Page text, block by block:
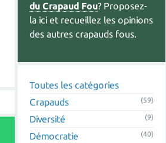
du Crapaud Fou? Proposez-
la ici et recueillez les opinions
des autres crapauds fous.
Toutes les catégories
Crapauds
(59)
Diversité (9)
Démocratie (40)